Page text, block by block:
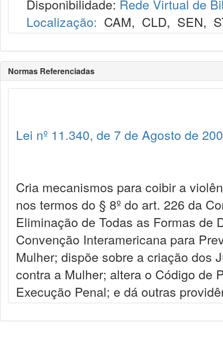
Disponibilidade: Rede Virtual de
Localização: CAM, CLD, SEN,
Normas Referenciadas
Lei nº 11.340, de 7 de Agosto de
Cria mecanismos para coibir a
nos termos do § 8º do art. 226 da
Eliminação de Todas as Formas de
Convenção Interamericana para
Mulher; dispõe sobre a criação dos
contra a Mulher; altera o Código de
Execução Penal; e dá outras